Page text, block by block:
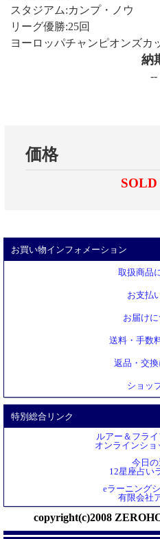
スタジアム:カンプ・ノウ
リーグ優勝:25回
ヨーロッパチャンピオンズカ
納
--
価格
お買い物インフォメーション
取扱商品
お支払
お届け
送料・手数
返品・交
ショッ
特別総合リンク
ルアー＆フラ
オンラインシ
今日
12星座占い
eラーニング
有限会社
copyright(c)2008